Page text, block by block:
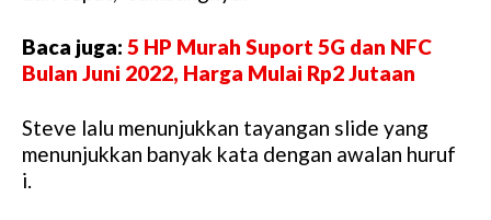
Baca juga: 5 HP Murah Suport 5G dan NFC
Bulan Juni 2022, Harga Mulai Rp2 Jutaan
Steve lalu menunjukkan tayangan slide yang
menunjukkan banyak kata dengan awalan huruf
i.